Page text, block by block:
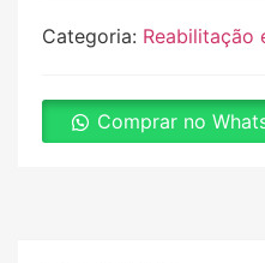
Categoria: Reabilitação
Comprar no